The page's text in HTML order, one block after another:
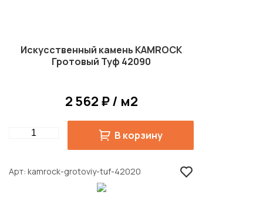
Искусственный камень KAMROCK
Гротовый Туф 42090
2 562 ₽ / м2
Quantity В корзину
Арт kamrock-grotoviy-tuf-42020